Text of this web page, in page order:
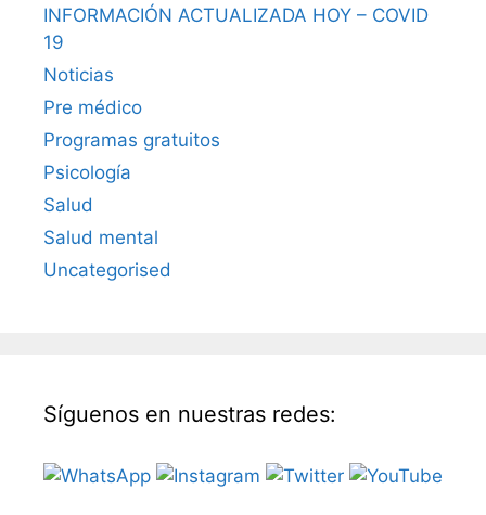
INFORMACIÓN ACTUALIZADA HOY – COVID
19
Noticias
Pre médico
Programas gratuitos
Psicología
Salud
Salud mental
Uncategorised
Síguenos en nuestras redes: